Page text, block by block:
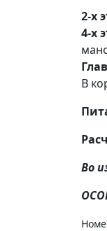
2-х
4-х
В
Во